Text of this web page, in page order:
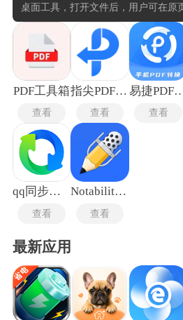
桌面工具，打开文件后，用户可在原
标记或插入图片，并调整对象的尺寸
理功能，支持删除、旋转、提取或合
写工具允许直接输入文本或勾选复选
可添加数字签名。编辑后的结果可另
原有排版布局。免费版本通常限制编
部分高级选项，但基础修改需求基本
PDF工具箱
查看
指尖PDF转换器
查看
易捷PDF
查看
qq同步助手手机版
查看
Notability永久版
查看
最新应用